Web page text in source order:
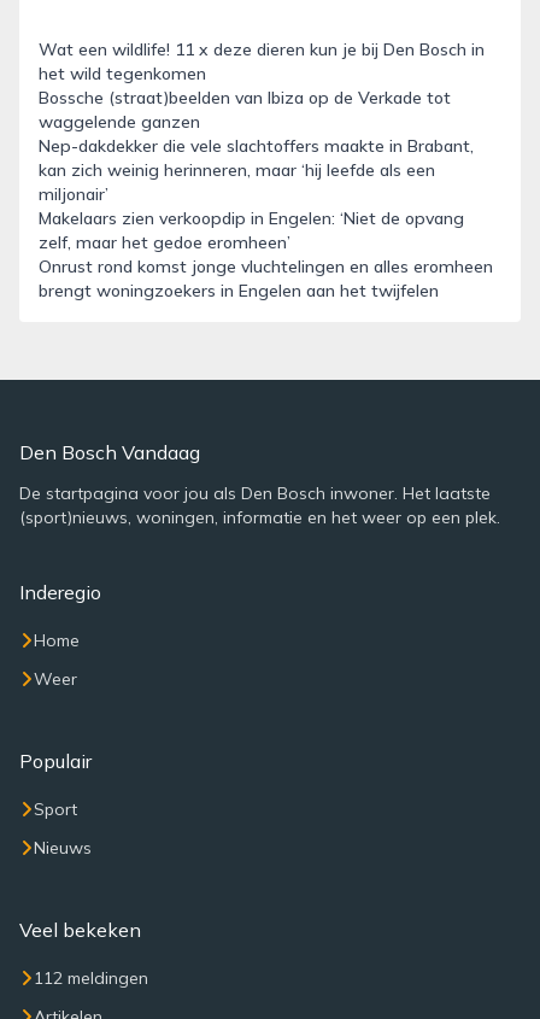
Wat een wildlife! 11 x deze dieren kun je bij Den Bosch in
het wild tegenkomen
Bossche (straat)beelden van Ibiza op de Verkade tot
waggelende ganzen
Nep-dakdekker die vele slachtoffers maakte in Brabant,
kan zich weinig herinneren, maar ‘hij leefde als een
miljonair’
Makelaars zien verkoopdip in Engelen: ‘Niet de opvang
zelf, maar het gedoe eromheen’
Onrust rond komst jonge vluchtelingen en alles eromheen
brengt woningzoekers in Engelen aan het twijfelen
Den Bosch Vandaag
De startpagina voor jou als Den Bosch inwoner. Het laatste
(sport)nieuws, woningen, informatie en het weer op een plek.
Inderegio
Home
Weer
Populair
Sport
Nieuws
Veel bekeken
112 meldingen